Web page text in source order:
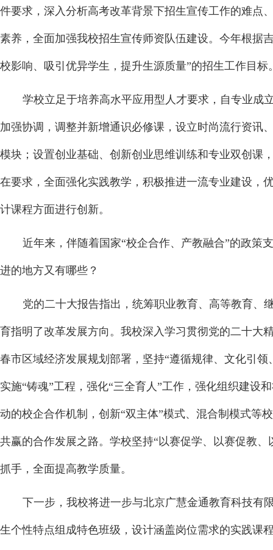
件要求，深入分析高考改革背景下招生宣传工作的难点
素养，全面加强我校招生宣传师资队伍建设。今年根据
校影响、吸引优异学生，提升生源质量”的招生工作目标
学校立足于培养高水平应用型人才要求，自专业成
加强协调，调整并新增通识必修课，设立时尚流行资讯
模块；设置创业基础、创新创业思维训练和专业双创课
在要求，全面强化实践教学，积极推进一流专业建设，
计课程方面进行创新。
近年来，伴随着国家“校企合作、产教融合”的政策
进的地方又有哪些？
党的二十大报告指出，统筹职业教育、高等教育、
育指明了改革发展方向。我校深入学习贯彻党的二十大
春市区域经济发展规划部署，坚持“遵循规律、文化引
实施“铸魂”工程，强化“三全育人”工作，强化组织建设
动的校企合作机制，创新“双主体”模式、混合制模式等
共赢的合作发展之路。学校坚持“以赛促学、以赛促教
抓手，全面提高教学质量。
下一步，我校将进一步与北京广慧金通教育科技有
生个性特点组成特色班级，设计涵盖岗位需求的实践课